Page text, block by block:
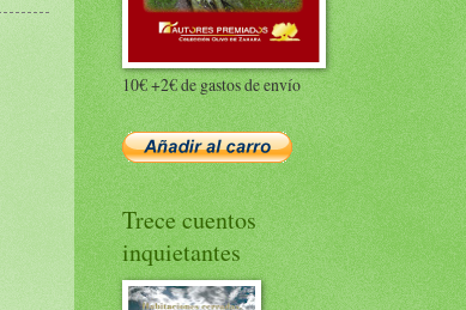
10€ +2€ de gastos de envío
Trece cuentos
inquietantes